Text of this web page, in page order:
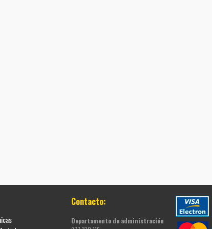
Contacto:
Departamento de administración